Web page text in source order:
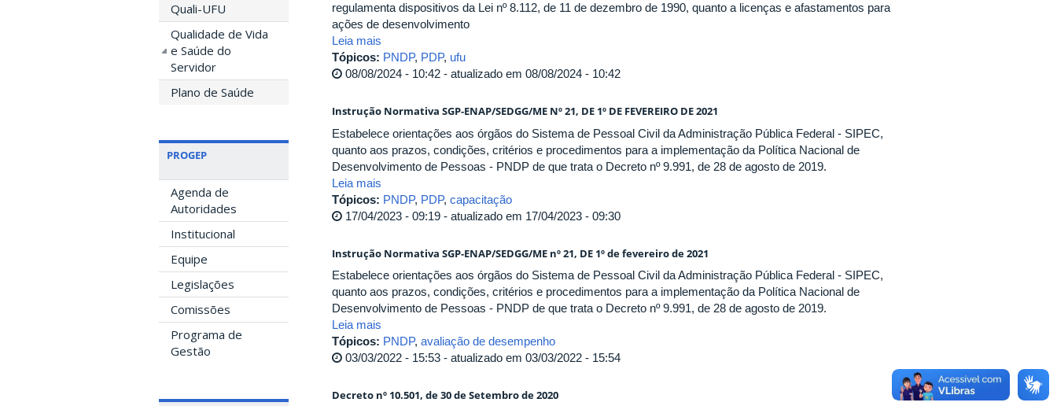
Quali-UFU
Qualidade de Vida
e Saúde do
Servidor
Plano de Saúde
PROGEP
Agenda de
Autoridades
Institucional
Equipe
Legislações
Comissões
Programa de
Gestão
regulamenta dispositivos da Lei nº 8.112, de 11 de dezembro de 1990, quanto a licenças e afastamentos para
ações de desenvolvimento
Leia mais
Tópicos: PNDP, PDP, ufu
08/08/2024 - 10:42 - atualizado em 08/08/2024 - 10:42
Instrução Normativa SGP-ENAP/SEDGG/ME Nº 21, DE 1º DE FEVEREIRO DE 2021
Estabelece orientações aos órgãos do Sistema de Pessoal Civil da Administração Pública Federal - SIPEC,
quanto aos prazos, condições, critérios e procedimentos para a implementação da Política Nacional de
Desenvolvimento de Pessoas - PNDP de que trata o Decreto nº 9.991, de 28 de agosto de 2019.
Leia mais
Tópicos: PNDP, PDP, capacitação
17/04/2023 - 09:19 - atualizado em 17/04/2023 - 09:30
Instrução Normativa SGP-ENAP/SEDGG/ME nº 21, DE 1º de fevereiro de 2021
Estabelece orientações aos órgãos do Sistema de Pessoal Civil da Administração Pública Federal - SIPEC,
quanto aos prazos, condições, critérios e procedimentos para a implementação da Política Nacional de
Desenvolvimento de Pessoas - PNDP de que trata o Decreto nº 9.991, de 28 de agosto de 2019.
Leia mais
Tópicos: PNDP, avaliação de desempenho
03/03/2022 - 15:53 - atualizado em 03/03/2022 - 15:54
Decreto nº 10.501, de 30 de Setembro de 2020